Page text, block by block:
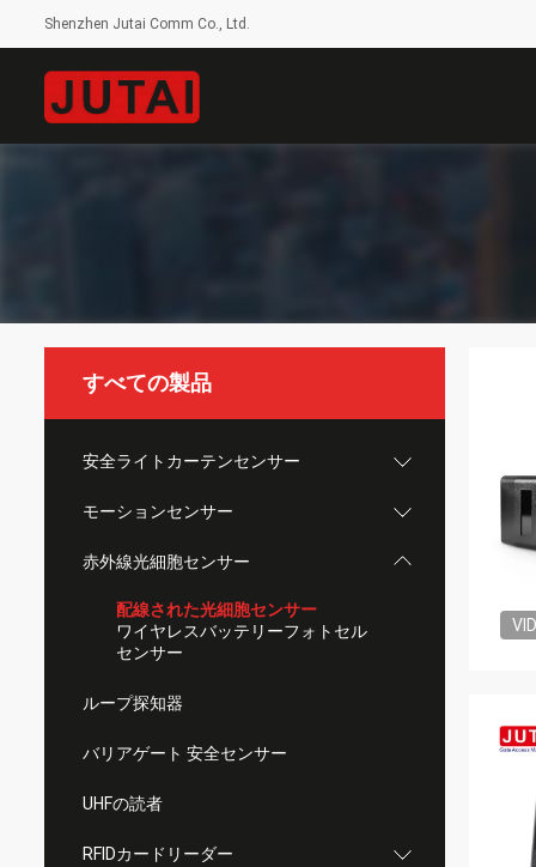
Shenzhen Jutai Comm Co., Ltd.
すべての製品
安全ライトカーテンセンサー
モーションセンサー
赤外線光細胞センサー
配線された光細胞センサー
ワイヤレスバッテリーフォトセル
センサー
ループ探知器
バリアゲート 安全センサー
UHFの読者
RFIDカードリーダー